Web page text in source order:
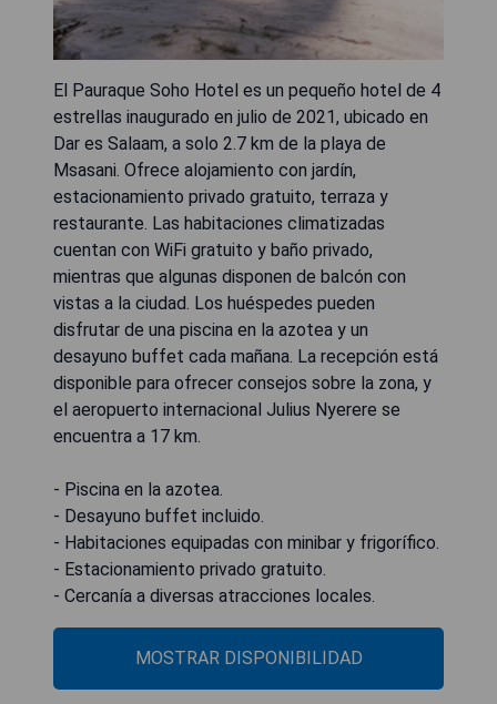
El Pauraque Soho Hotel es un pequeño hotel de 4
estrellas inaugurado en julio de 2021, ubicado en
Dar es Salaam, a solo 2.7 km de la playa de
Msasani. Ofrece alojamiento con jardín,
estacionamiento privado gratuito, terraza y
restaurante. Las habitaciones climatizadas
cuentan con WiFi gratuito y baño privado,
mientras que algunas disponen de balcón con
vistas a la ciudad. Los huéspedes pueden
disfrutar de una piscina en la azotea y un
desayuno buffet cada mañana. La recepción está
disponible para ofrecer consejos sobre la zona, y
el aeropuerto internacional Julius Nyerere se
encuentra a 17 km.
- Piscina en la azotea.
- Desayuno buffet incluido.
- Habitaciones equipadas con minibar y frigorífico.
- Estacionamiento privado gratuito.
- Cercanía a diversas atracciones locales.
MOSTRAR DISPONIBILIDAD